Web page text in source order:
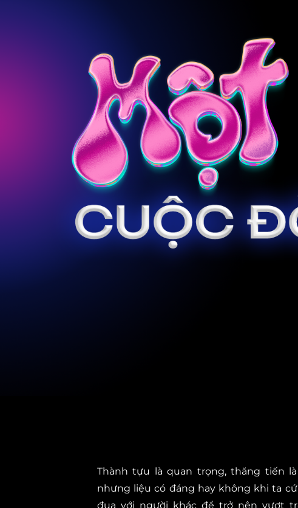
Thành tựu là quan trọng, thăng tiến
nhưng liệu có đáng hay không khi ta
đua với người khác để trở nên vượt